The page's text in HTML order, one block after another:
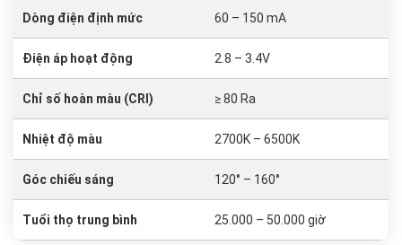
Dòng điện định mức 60 – 150 mA
Điện áp hoạt động 2.8 – 3.4V
Chỉ số hoàn màu (CRI) ≥ 80 Ra
Nhiệt độ màu 2700K – 6500K
Góc chiếu sáng 120° – 160°
Tuổi thọ trung bình 25.000 – 50.000 giờ